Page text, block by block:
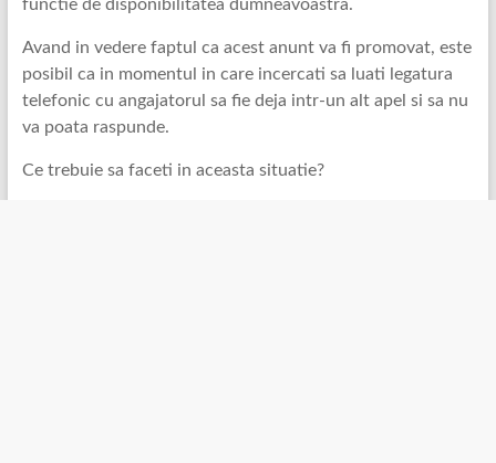
functie de disponibilitatea dumneavoastra.
Avand in vedere faptul ca acest anunt va fi promovat, este
posibil ca in momentul in care incercati sa luati legatura
telefonic cu angajatorul sa fie deja intr-un alt apel si sa nu
va poata raspunde.
Ce trebuie sa faceti in aceasta situatie?